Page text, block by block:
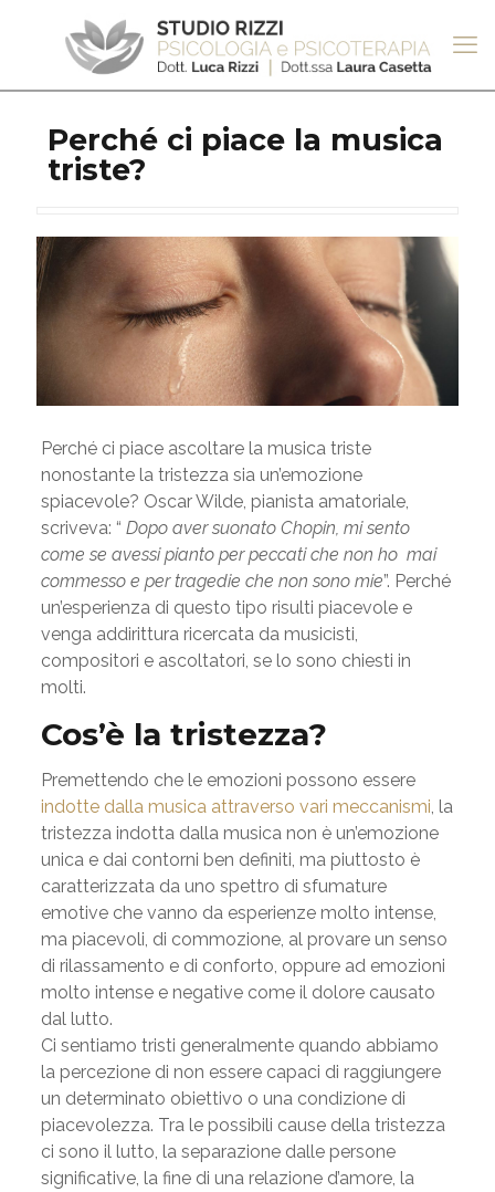
Perché ci piace la musica
triste?
Perché ci piace ascoltare la musica triste
nonostante la tristezza sia un’emozione
spiacevole? Oscar Wilde, pianista amatoriale,
scriveva: “ Dopo aver suonato Chopin, mi sento
come se avessi pianto per peccati che non ho mai
commesso e per tragedie che non sono mie”. Perché
un’esperienza di questo tipo risulti piacevole e
venga addirittura ricercata da musicisti,
compositori e ascoltatori, se lo sono chiesti in
molti.
Cos’è la tristezza?
Premettendo che le emozioni possono essere
indotte dalla musica attraverso vari meccanismi , la
tristezza indotta dalla musica non è un’emozione
unica e dai contorni ben definiti, ma piuttosto è
caratterizzata da uno spettro di sfumature
emotive che vanno da esperienze molto intense,
ma piacevoli, di commozione, al provare un senso
di rilassamento e di conforto, oppure ad emozioni
molto intense e negative come il dolore causato
dal lutto.
Ci sentiamo tristi generalmente quando abbiamo
la percezione di non essere capaci di raggiungere
un determinato obiettivo o una condizione di
piacevolezza. Tra le possibili cause della tristezza
ci sono il lutto, la separazione dalle persone
significative, la fine di una relazione d’amore, la